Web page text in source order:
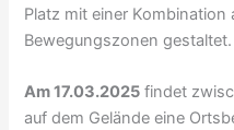
Platz mit einer Kombination
Bewegungszonen gestaltet.
Am 17.03.2025 findet
auf dem Gelände eine